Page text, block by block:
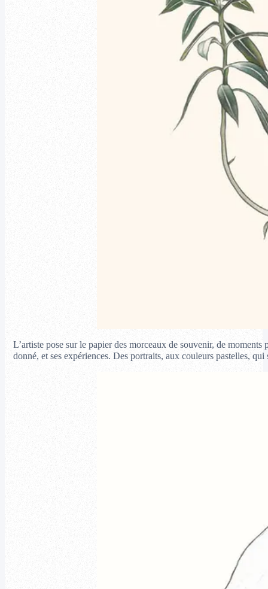
L’artiste pose sur le papier des morceaux de souvenir, de
donné, et ses expériences. Des portraits, aux couleurs pastelles,